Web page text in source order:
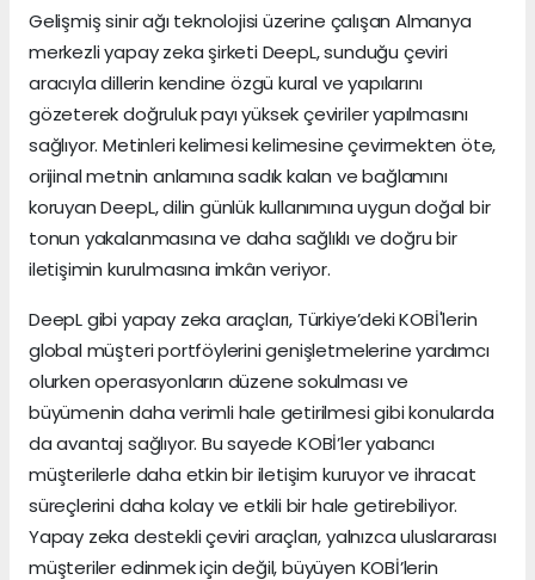
Gelişmiş sinir ağı teknolojisi üzerine çalışan Almanya
merkezli yapay zeka şirketi DeepL, sunduğu çeviri
aracıyla dillerin kendine özgü kural ve yapılarını
gözeterek doğruluk payı yüksek çeviriler yapılmasını
sağlıyor. Metinleri kelimesi kelimesine çevirmekten öte,
orijinal metnin anlamına sadık kalan ve bağlamını
koruyan DeepL, dilin günlük kullanımına uygun doğal bir
tonun yakalanmasına ve daha sağlıklı ve doğru bir
iletişimin kurulmasına imkân veriyor.
DeepL gibi yapay zeka araçları, Türkiye’deki KOBİ'lerin
global müşteri portföylerini genişletmelerine yardımcı
olurken operasyonların düzene sokulması ve
büyümenin daha verimli hale getirilmesi gibi konularda
da avantaj sağlıyor. Bu sayede KOBİ’ler yabancı
müşterilerle daha etkin bir iletişim kuruyor ve ihracat
süreçlerini daha kolay ve etkili bir hale getirebiliyor.
Yapay zeka destekli çeviri araçları, yalnızca uluslararası
müşteriler edinmek için değil, büyüyen KOBİ’lerin